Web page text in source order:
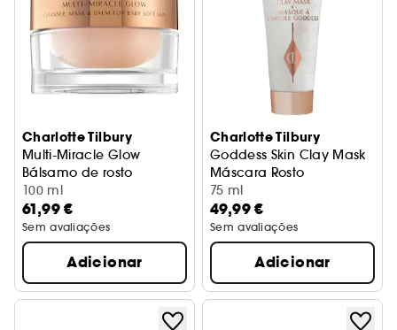
Charlotte Tilbury
Multi-Miracle Glow
Bálsamo de rosto
100 ml
61,99 €
Sem avaliações
Adicionar
Charlotte Tilbury
Goddess Skin Clay Mask
Máscara Rosto
75 ml
49,99 €
Sem avaliações
Adicionar